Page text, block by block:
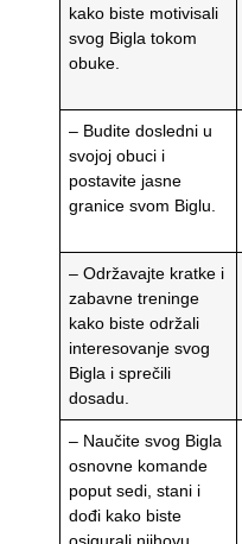
kako biste motivisali
svog Bigla tokom
obuke.
– Budite dosledni u
svojoj obuci i
postavite jasne
granice svom Biglu.
– Održavajte kratke i
zabavne treninge
kako biste održali
interesovanje svog
Bigla i sprečili
dosadu.
– Naučite svog Bigla
osnovne komande
poput sedi, stani i
dođi kako biste